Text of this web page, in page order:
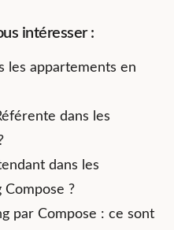
intéresser :
les appartements en
dans les
dans les
Compose ?
par Compose : ce sont